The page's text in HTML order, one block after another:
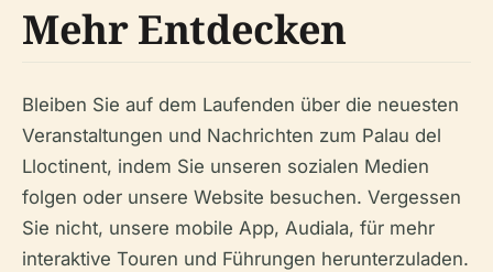
Mehr Entdecken
Bleiben Sie auf dem Laufenden über die neuesten
Veranstaltungen und Nachrichten zum Palau del
Lloctinent, indem Sie unseren sozialen Medien
folgen oder unsere Website besuchen. Vergessen
Sie nicht, unsere mobile App, Audiala, für mehr
interaktive Touren und Führungen herunterzuladen.